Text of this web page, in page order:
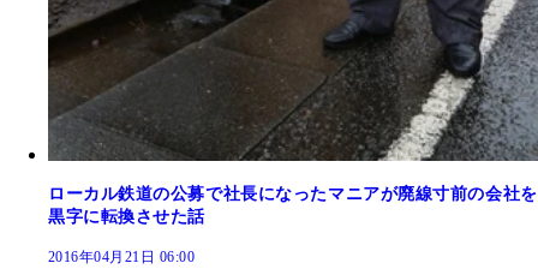
ローカル鉄道の公募で社長になったマニアが廃線寸前の会社を
黒字に転換させた話
2016年04月21日 06:00